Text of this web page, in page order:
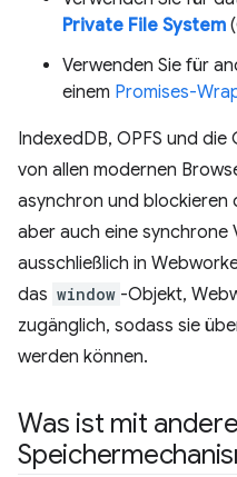
Private File System
Verwenden Sie für
einem Promises-
IndexedDB, OPFS und
von allen modernen
asynchron und blockieren
aber auch eine synchrone
ausschließlich in
das window -Objekt,
zugänglich, sodass sie
werden können.
Was ist mit